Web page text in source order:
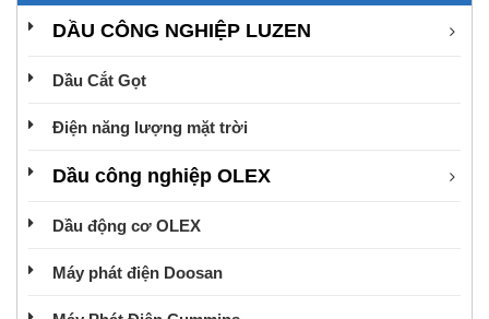
DẦU CÔNG NGHIỆP LUZEN
Dầu Cắt Gọt
Điện năng lượng mặt trời
Dầu công nghiệp OLEX
Dầu động cơ OLEX
Máy phát điện Doosan